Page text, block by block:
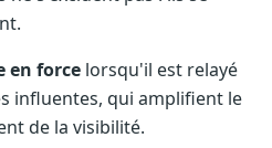
en force lorsqu'il est relayé
influentes, qui amplifient le
de la visibilité.